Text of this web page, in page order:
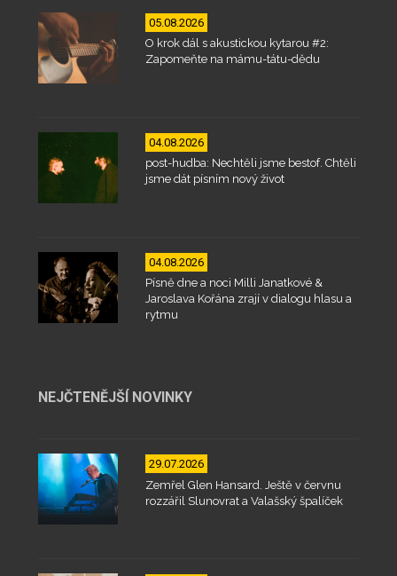
05.08.2026
O krok dál s akustickou kytarou #2:
Zapomeňte na mámu-tátu-dědu
04.08.2026
post-hudba: Nechtěli jsme bestof. Chtěli
jsme dát písním nový život
04.08.2026
Písně dne a noci Milli Janatkové &
Jaroslava Kořána zrají v dialogu hlasu a
rytmu
NEJČTENĚJŠÍ NOVINKY
29.07.2026
Zemřel Glen Hansard. Ještě v červnu
rozzářil Slunovrat a Valašský špalíček